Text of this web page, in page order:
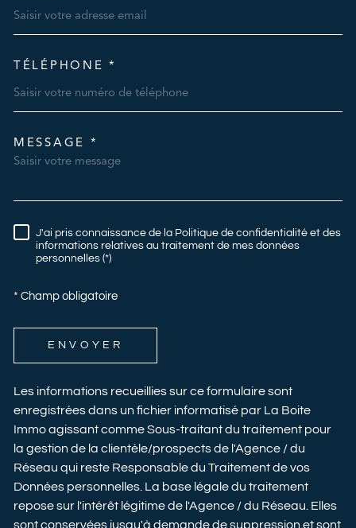
TÉLÉPHONE *
MESSAGE *
RÈGLEMENTATION
J'ai pris connaissance de la Politique de confidentialité et des
informations relatives au traitement de mes données
personnelles (*)
* Champ obligatoire
ENVOYER
Les informations recueillies sur ce formulaire sont
enregistrées dans un fichier informatisé par La Boite
Immo agissant comme Sous-traitant du traitement pour
la gestion de la clientèle/prospects de l'Agence / du
Réseau qui reste Responsable du Traitement de vos
Données personnelles. La base légale du traitement
repose sur l'intérêt légitime de l'Agence / du Réseau. Elles
sont conservées jusqu'à demande de suppression et sont